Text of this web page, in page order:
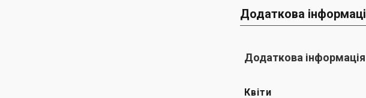
Додаткова
Додаткова інформація
Квіти